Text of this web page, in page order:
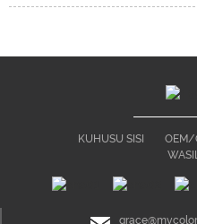
KUHUSU SISI OEM/